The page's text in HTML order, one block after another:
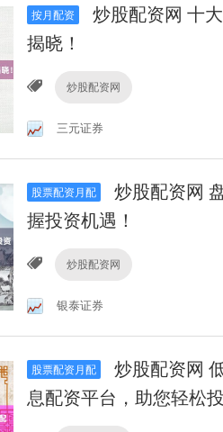
按月配资
炒股配资网 十
揭晓！
炒股配资网
三元证券
股票配资月配
炒股配资网
握投资机遇！
炒股配资网
银泰证券
股票配资月配
炒股配资网
息配资平台，助您轻松投